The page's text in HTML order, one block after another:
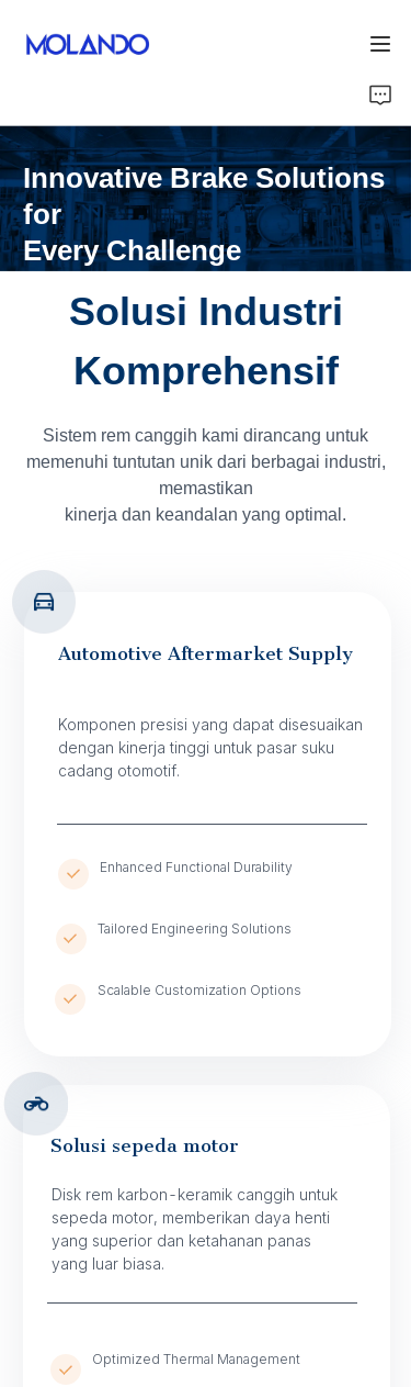
Innovative Brake Solutions
for
Every Challenge
Solusi Industri
Komprehensif
Sistem rem canggih kami dirancang untuk
memenuhi tuntutan unik dari berbagai industri,
memastikan
kinerja dan keandalan yang optimal.
Komponen presisi yang dapat disesuaikan
dengan kinerja tinggi untuk pasar suku
cadang otomotif.
Automotive Aftermarket Supply
Enhanced Functional Durability
Tailored Engineering Solutions
Solusi sepeda motor
Scalable Customization Options
Disk rem karbon-keramik canggih untuk
sepeda motor, memberikan daya henti
yang superior dan ketahanan panas
yang luar biasa.
Optimized Thermal Management
Produk
Solutions